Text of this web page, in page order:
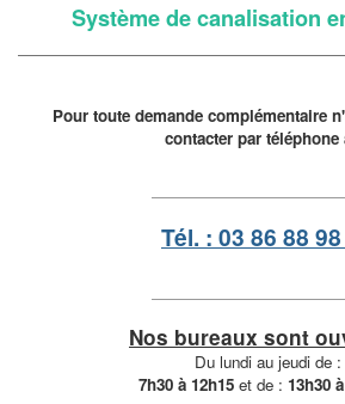
Système de canalisation
Pour toute demande complémentaire
contacter par téléphone
Tél. : 03 86 88
Nos bureaux sont
Du lundi au jeudi de :
7h30 à 12h15 et de : 13h30